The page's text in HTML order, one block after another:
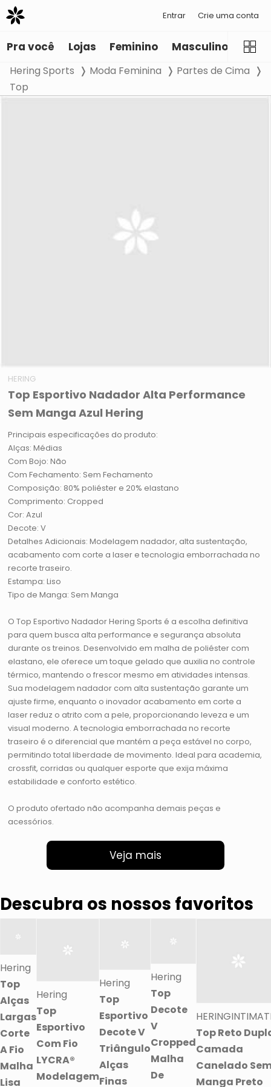
Entrar Crie uma conta
Pra você Lojas Feminino Masculino
Hering Sports Moda Feminina
Partes de Cima
Top
HERING
Top Esportivo Nadador Alta Performance
Sem Manga Azul Hering
Principais especificações do produto:
Alças: Médias
Com Bojo: Não
Com Fechamento: Sem Fechamento
Composição: 80% poliéster e 20% elastano
Comprimento: Cropped
Cor: Azul
Decote: V
Detalhes Adicionais: Modelagem nadador, alta sustentação,
acabamento com corte a laser e tecnologia emborrachada no
recorte traseiro.
Estampa: Liso
Tipo de Manga: Sem Manga
O Top Esportivo Nadador Hering Sports é a escolha definitiva
para quem busca alta performance e segurança absoluta
durante os treinos. Desenvolvido em malha de poliéster com
elastano, ele oferece um toque gelado que auxilia no controle
térmico, mantendo o frescor mesmo em atividades intensas.
Sua modelagem nadador com alta sustentação garante um
ajuste firme, enquanto o inovador acabamento em corte a
laser reduz o atrito com a pele, proporcionando leveza e um
visual moderno. A tecnologia emborrachada no recorte
traseiro é o diferencial que mantém a peça estável no corpo,
permitindo total liberdade de movimento. Ideal para academia,
crossfit, corridas ou qualquer esporte que exija máxima
estabilidade e conforto estético.
O produto ofertado não acompanha demais peças e
acessórios.
Veja mais
Descubra os nossos favoritos
Hering
Top
Alças
Largas
Corte
A Fio
Malha
Lisa
Hering
Top
Esportivo
Com Fio
LYCRA®
Modelagem
Hering
Top
Esportivo
Decote V
Triângulo
Alças
Finas
Hering
Top
Decote
V
Cropped
Malha
De
Top Reto
Camada
Canelado
Manga Preto